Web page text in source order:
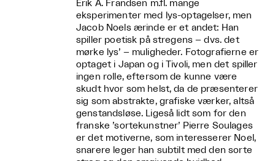
Erik A. Frandsen m.fl. mange
eksperimenter med lys-optagelser, men
Jacob Noels ærinde er et andet: Han
spiller poetisk på stregens – dvs. det
mørke lys’ – muligheder. Fotografierne er
optaget i Japan og i Tivoli, men det spiller
ingen rolle, eftersom de kunne være
skudt hvor som helst, da de præsenterer
sig som abstrakte, grafiske værker, altså
genstandsløse. Ligeså lidt som for den
franske ’sortekunstner’ Pierre Soulages
er det motiverne, som interesserer Noel,
snarere leger han subtilt med den sorte